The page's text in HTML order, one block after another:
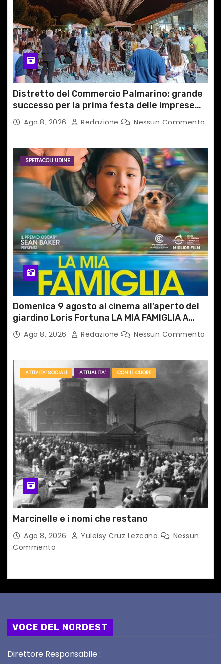
Distretto del Commercio Palmarino: grande
successo per la prima festa delle imprese
del territorio
Ago 8, 2026 Redazione Nessun Commento
SPETTACOLI UDINE
Domenica 9 agosto al cinema all’aperto del
giardino Loris Fortuna LA MIA FAMIGLIA A
TAIPEIAgo 8, 2026 Redazione Nessun Commento
ATTIVITA' SOCIALI ATTUALITA' CON IL CUORE
Marcinelle e i nomi che restano
Ago 8, 2026 Yuleisy Cruz Lezcano
Nessun
Commento
VOCE DEL NORDEST
Direttore Responsabile :